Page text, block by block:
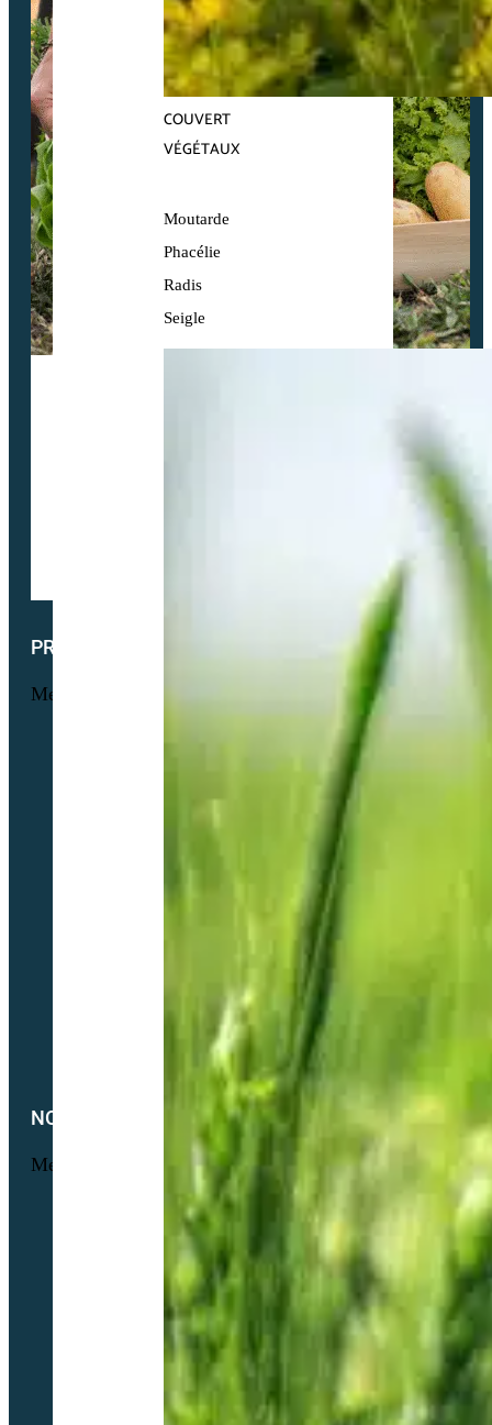
COUVERT
VÉGÉTAUX
Moutarde
Phacélie
Radis
Seigle
PRODUITS
Menu
Apiculture & Jachère
Parcours volaille bio
Semences fourragères bio
NOTRE SOCIÉTÉ
Menu
Foire aux questions
L’histoire Sembio
Origine de nos sociétés
À propos de Partner & Co
Nos certificats biologiques
Attestation GNIS – Partner & Co
Notre catalogue